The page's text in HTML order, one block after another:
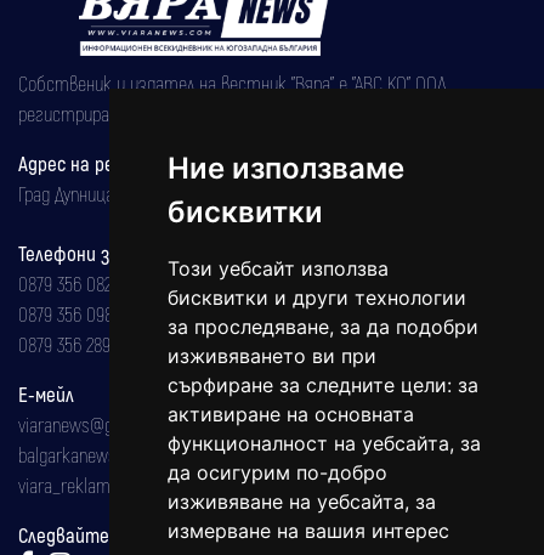
Ние използваме
бисквитки
Този уебсайт използва
бисквитки и други технологии
за проследяване, за да подобри
изживяването ви при
сърфиране за следните цели: за
активиране на основната
функционалност на уебсайта, за
да осигурим по-добро
изживяване на уебсайта, за
измерване на вашия интерес
Собственик и издател на вестник "Вяра" е "АВС КО" ООД,
регистрирана на 08.05.2002 година.
Адрес на редакцията
Град Дупница, ул.''Христо Ботев" 43
Телефони за реклама и абонаменти
0879 356 082
0879 356 098
0879 356 289
Е-мейл
viaranews@gmail.com
balgarkanews@gmail.com
viara_reklama@mail.bg
Следвайте ни: